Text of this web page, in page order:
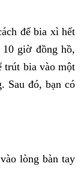
để bia xì hết
giờ đồng hồ,
trút bia vào một
Sau đó, bạn có
lòng bàn tay